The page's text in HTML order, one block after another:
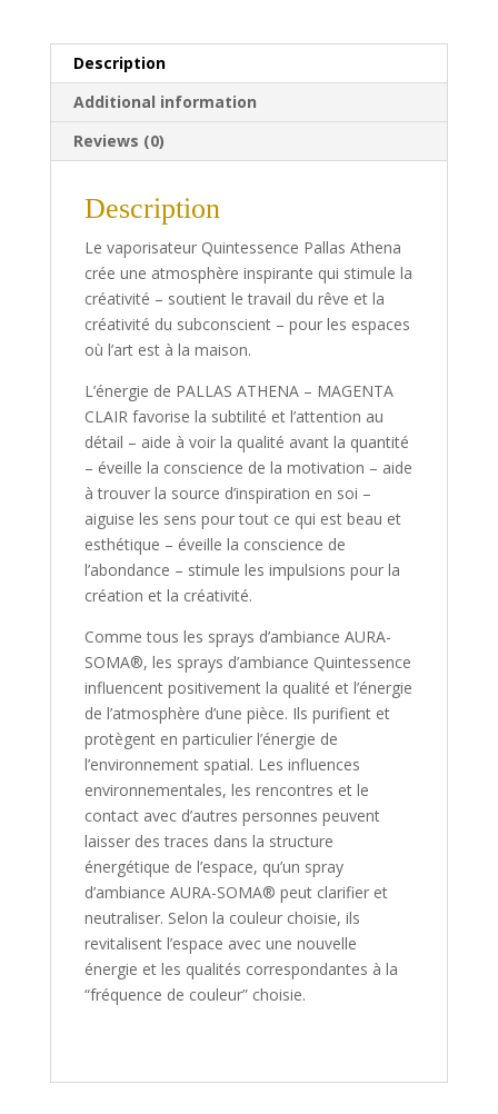
Description
Additional information
Reviews (0)
Description
Le vaporisateur Quintessence Pallas Athena
crée une atmosphère inspirante qui stimule la
créativité – soutient le travail du rêve et la
créativité du subconscient – pour les espaces
où l’art est à la maison.
L’énergie de PALLAS ATHENA – MAGENTA
CLAIR favorise la subtilité et l’attention au
détail – aide à voir la qualité avant la quantité
– éveille la conscience de la motivation – aide
à trouver la source d’inspiration en soi –
aiguise les sens pour tout ce qui est beau et
esthétique – éveille la conscience de
l’abondance – stimule les impulsions pour la
création et la créativité.
Comme tous les sprays d’ambiance AURA-
SOMA®, les sprays d’ambiance Quintessence
influencent positivement la qualité et l’énergie
de l’atmosphère d’une pièce. Ils purifient et
protègent en particulier l’énergie de
l’environnement spatial. Les influences
environnementales, les rencontres et le
contact avec d’autres personnes peuvent
laisser des traces dans la structure
énergétique de l’espace, qu’un spray
d’ambiance AURA-SOMA® peut clarifier et
neutraliser. Selon la couleur choisie, ils
revitalisent l’espace avec une nouvelle
énergie et les qualités correspondantes à la
“fréquence de couleur” choisie.